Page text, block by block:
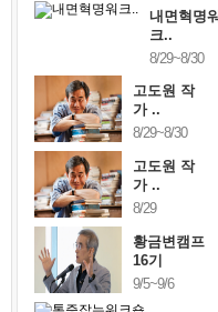
내면혁명워
크..
8/29~8/30
고도원 작
가 ..
8/29~8/30
고도원 작
가 ..
8/29
황금변캠프
16기
9/5~9/6